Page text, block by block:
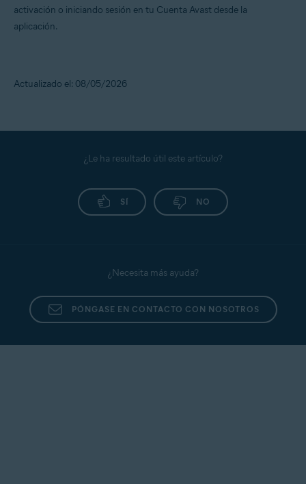
activación o iniciando sesión en tu Cuenta Avast desde la
aplicación.
Actualizado el: 08/05/2026
¿Le ha resultado útil este artículo?
SÍ NO
¿Necesita más ayuda?
PÓNGASE EN CONTACTO CON NOSOTROS